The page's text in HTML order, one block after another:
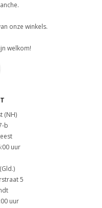
onze winkels.
welkom!
(NH)
b
uur
5
uur